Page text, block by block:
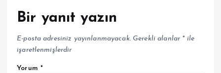
Bir yanıt yazın
E-posta adresiniz yayınlanmayacak. Gerekli alanlar *ile
işaretlenmişlerdir
Yorum *